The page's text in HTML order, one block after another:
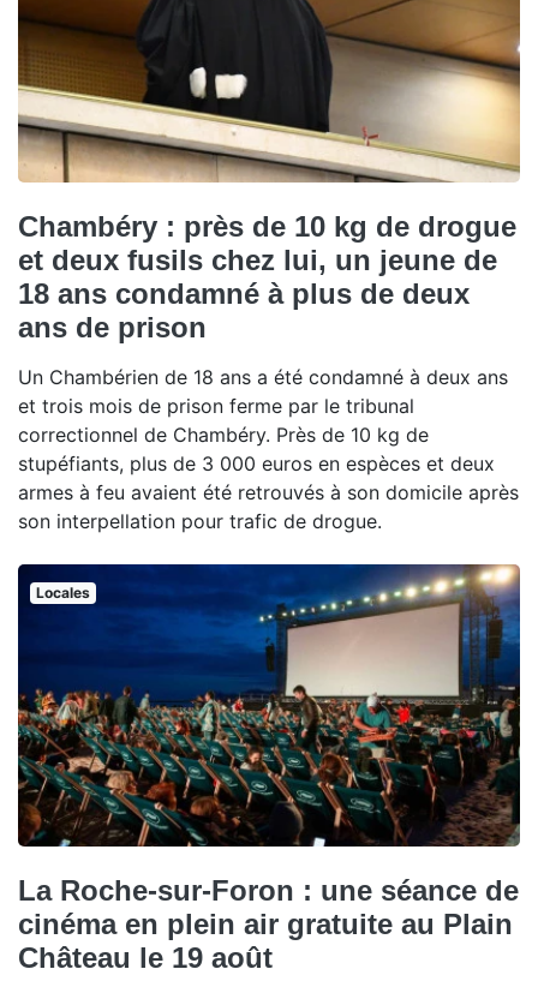
Chambéry : près de 10 kg de drogue
et deux fusils chez lui, un jeune de
18 ans condamné à plus de deux
ans de prison
Un Chambérien de 18 ans a été condamné à deux ans
et trois mois de prison ferme par le tribunal
correctionnel de Chambéry. Près de 10 kg de
stupéfiants, plus de 3 000 euros en espèces et deux
armes à feu avaient été retrouvés à son domicile après
son interpellation pour trafic de drogue.
Locales
La Roche-sur-Foron : une séance de
cinéma en plein air gratuite au Plain
Château le 19 août